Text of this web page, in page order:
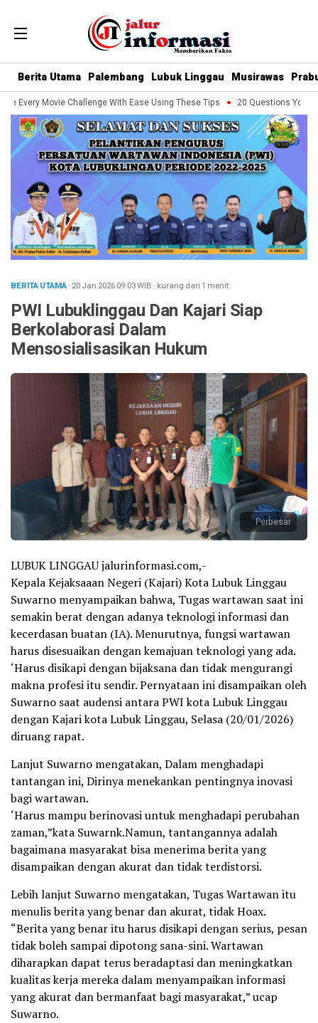
Berita Utama Palembang Lubuk Linggau Musirawas
Every Movie Challenge With Ease Using These Tips 20 Questions You
BERITA UTAMA· 20 Jan 202609:03WIB · kurang dari 1 menit
PWI Lubuklinggau Dan Kajari Siap
Berkolaborasi Dalam
Mensosialisasikan Hukum
Perbesar
LUBUK LINGGAU jalurinformasi.com,-
Kepala Kejaksaaan Negeri (Kajari) Kota Lubuk Linggau
Suwarno menyampaikan bahwa, Tugas wartawan saat ini
semakin berat dengan adanya teknologi informasi dan
kecerdasan buatan (IA). Menurutnya, fungsi wartawan
harus disesuaikan dengan kemajuan teknologi yang ada.
‘Harus disikapi dengan bijaksana dan tidak mengurangi
makna profesi itu sendir. Pernyataan ini disampaikan oleh
Suwarno saat audensi antara PWI kota Lubuk Linggau
dengan Kajari kota Lubuk Linggau, Selasa (20/01/2026)
diruang rapat.
Lanjut Suwarno mengatakan, Dalam menghadapi
tantangan ini, Dirinya menekankan pentingnya inovasi
bagi wartawan.
‘Harus mampu berinovasi untuk menghadapi perubahan
zaman,”kata Suwarnk.Namun, tantangannya adalah
bagaimana masyarakat bisa menerima berita yang
disampaikan dengan akurat dan tidak terdistorsi.
Lebih lanjut Suwarno mengatakan, Tugas Wartawan itu
menulis berita yang benar dan akurat, tidak Hoax.
“Berita yang benar itu harus disikapi dengan serius, pesan
tidak boleh sampai dipotong sana-sini. Wartawan
diharapkan dapat terus beradaptasi dan meningkatkan
kualitas kerja mereka dalam menyampaikan informasi
yang akurat dan bermanfaat bagi masyarakat,” ucap
Suwarno.